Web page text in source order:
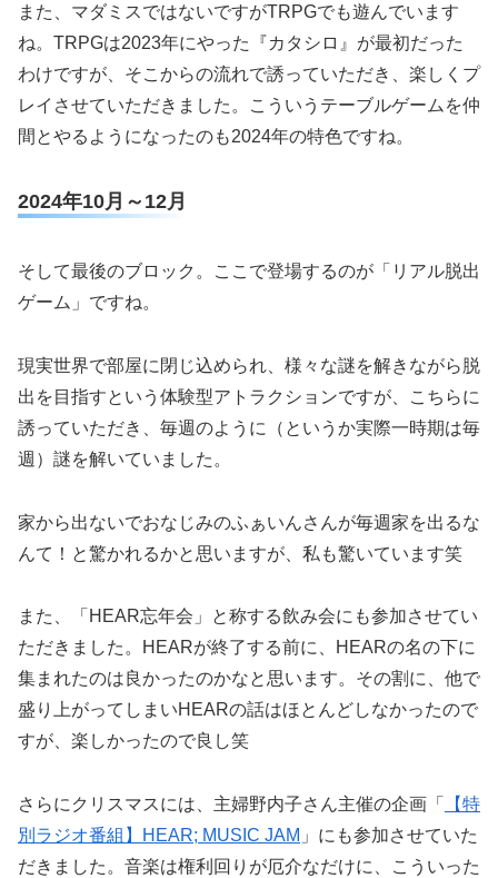
また、マダミスではないですがTRPGでも遊んでいます
ね。TRPGは2023年にやった『カタシロ』が最初だった
わけですが、そこからの流れで誘っていただき、楽しくプ
レイさせていただきました。こういうテーブルゲームを仲
間とやるようになったのも2024年の特色ですね。
2024年10月～12月
そして最後のブロック。ここで登場するのが「リアル脱出
ゲーム」ですね。
現実世界で部屋に閉じ込められ、様々な謎を解きながら脱
出を目指すという体験型アトラクションですが、こちらに
誘っていただき、毎週のように（というか実際一時期は毎
週）謎を解いていました。
家から出ないでおなじみのふぁいんさんが毎週家を出るな
んて！と驚かれるかと思いますが、私も驚いています笑
また、「HEAR忘年会」と称する飲み会にも参加させてい
ただきました。HEARが終了する前に、HEARの名の下に
集まれたのは良かったのかなと思います。その割に、他で
盛り上がってしまいHEARの話はほとんどしなかったので
すが、楽しかったので良し笑
さらにクリスマスには、主婦野内子さん主催の企画「
【特
別ラジオ番組】HEAR; MUSIC JAM 」にも参加させていた
だきました。音楽は権利回りが厄介なだけに、こういった